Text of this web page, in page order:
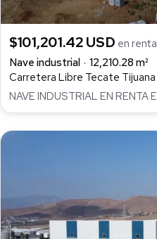
$101,201.42 USD en renta
Nave industrial
12,210.28 m²
NAVE INDUSTRIAL EN RENTA